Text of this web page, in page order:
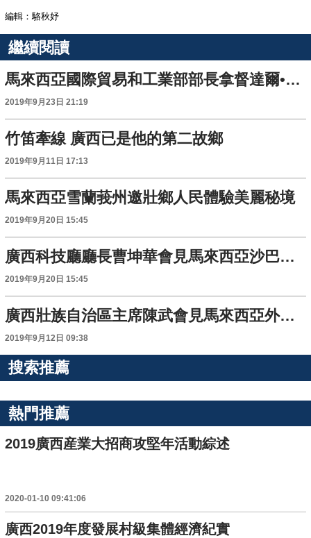
編輯：駱秋妤
繼續閱讀
馬來西亞國際貿易和工業部部長拿督達爾•雷金：東博會為各國搭建加強貿易合作平臺
2019年9月23日 21:19
竹笛牽線 廣西已是他的第二故鄉
2019年9月11日 17:13
馬來西亞雪蘭莪州邀壯鄉人民體驗美麗秘境
2019年9月20日 15:45
廣西科技廳廳長曹坤華會見馬來西亞沙巴州副州長拿督威弗烈丹敖
2019年9月20日 15:45
廣西壯族自治區主席陳武會見馬來西亞外長賽夫丁
2019年9月12日 09:38
搜索推薦
熱門推薦
2019廣西産業大招商攻堅年活動綜述
2020-01-10 09:41:06
廣西2019年度發展村級集體經濟紀實